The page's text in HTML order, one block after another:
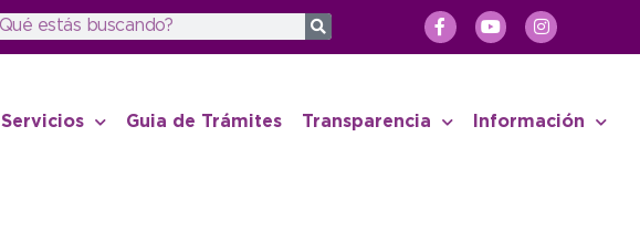
Servicios Guia de Trámites Transparencia Información